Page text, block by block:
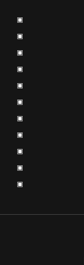
▣
▣
▣
▣
▣
▣
▣
▣
▣
▣
▣